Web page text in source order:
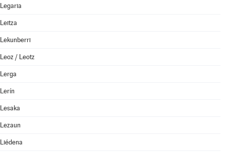
Legaria
Leitza
Lekunberri
Leoz / Leotz
Lerga
Lerín
Lesaka
Lezaun
Liédena